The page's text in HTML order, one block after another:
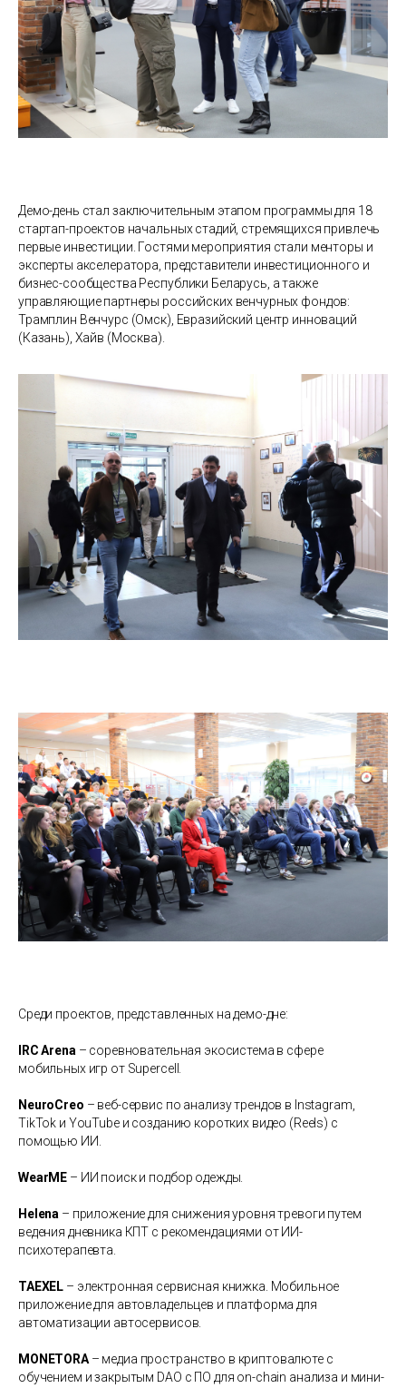
Демо-день стал заключительным этапом программы для 18
стартап-проектов начальных стадий, стремящихся привлечь
первые инвестиции. Гостями мероприятия стали менторы и
эксперты акселератора, представители инвестиционного и
бизнес-сообщества Республики Беларусь, а также
управляющие партнеры российских венчурных фондов:
Трамплин Венчурс (Омск), Евразийский центр инноваций
(Казань), Хайв (Москва).
Среди проектов, представленных на демо-дне:
IRC Arena – соревновательная экосистема в сфере
мобильных игр от Supercell.
NeuroCreo – веб-сервис по анализу трендов в Instagram,
TikTok и YouTube и созданию коротких видео (Reels) с
помощью ИИ.
WearME – ИИ поиск и подбор одежды.
Helena – приложение для снижения уровня тревоги путем
ведения дневника КПТ с рекомендациями от ИИ-
психотерапевта.
TAEXEL – электронная сервисная книжка. Мобильное
приложение для автовладельцев и платформа для
автоматизации автосервисов.
MONETORA– медиа пространство в криптовалюте с
обучением и закрытым DAO с ПО для on-chain анализа и мини-